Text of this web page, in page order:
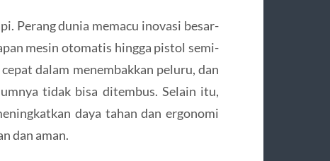
Perang dunia memacu inovasi besar-
mesin otomatis hingga pistol semi-
dalam menembakkan peluru, dan
tidak bisa ditembus. Selain itu,
daya tahan dan ergonomi
dan aman.